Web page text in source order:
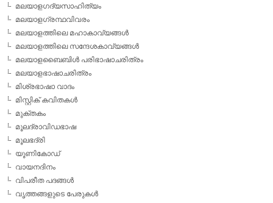
മലയാളഗദ്യസാഹിത്യം
മലയാളഗ്രന്ഥവിവരം
മലയാളത്തിലെ മഹാകാവ്യങ്ങള്‍
മലയാളത്തിലെ സന്ദേശകാവ്യങ്ങള്‍
മലയാളബൈബിള്‍ പരിഭാഷാചരിത്രം
മലയാളഭാഷാചരിത്രം
മിശ്രഭാഷാ വാദം
മിസ്റ്റിക് കവിതകള്‍
മുക്തകം
മൂലദ്രാവിഡഭാഷ
മൂലഭദ്രി
യൂണികോഡ്
വായനദിനം
വിപരീത പദങ്ങള്‍
വൃത്തങ്ങളുടെ പേരുകള്‍